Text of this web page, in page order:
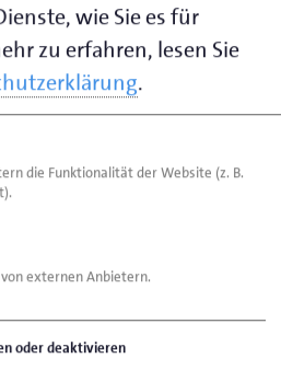
wie Sie es für
zu erfahren, lesen Sie
.
die Funktionalität der Website (z. B.
externen Anbietern.
oder deaktivieren